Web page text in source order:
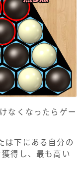
なくなったらゲー
は下にある自分の
得し、最も高い